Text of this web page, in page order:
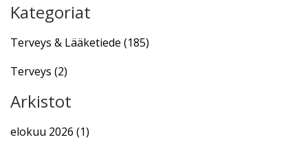
Kategoriat
Terveys & Lääketiede (185)
Terveys (2)
Arkistot
elokuu 2026 (1)